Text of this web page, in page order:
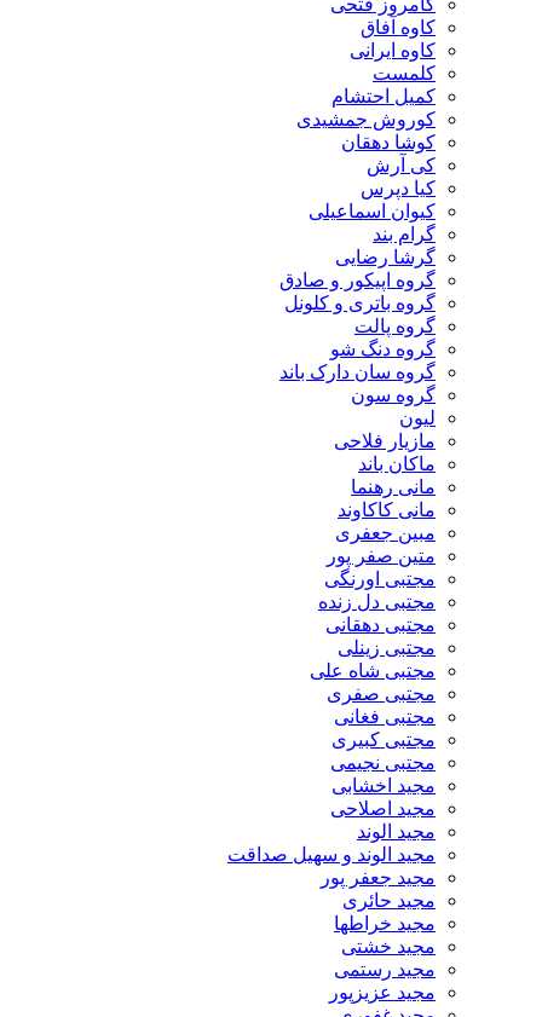
کامروز فتحی
کاوه آفاق
کاوه ایرانی
کلمست
کمیل احتشام
کوروش جمشیدی
کوشا دهقان
کی آرش
کیا دپرس
کیوان اسماعیلی
گرام بند
گرشا رضایی
گروه اپیکور و صادق
گروه باتری و کلونل
گروه پالت
گروه دنگ شو
گروه سان دارک باند
گروه سون
لیون
مازیار فلاحی
ماکان باند
مانی رهنما
مانی کاکاوند
مبین جعفری
متین صفر پور
مجتبی اورنگی
مجتبی دل زنده
مجتبی دهقانی
مجتبی زینلی
مجتبی شاه علی
مجتبی صفری
مجتبی فغانی
مجتبی کبیری
مجتبی نجیمی
مجید اخشابی
مجید اصلاحی
مجید الوند‎
مجید الوند و سهیل صداقت
مجید جعفر پور
مجید حائری
مجید خراطها
مجید خشتی
مجید رستمی
مجید عزیزپور